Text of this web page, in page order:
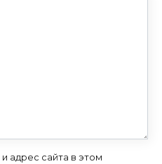
адрес сайта в этом